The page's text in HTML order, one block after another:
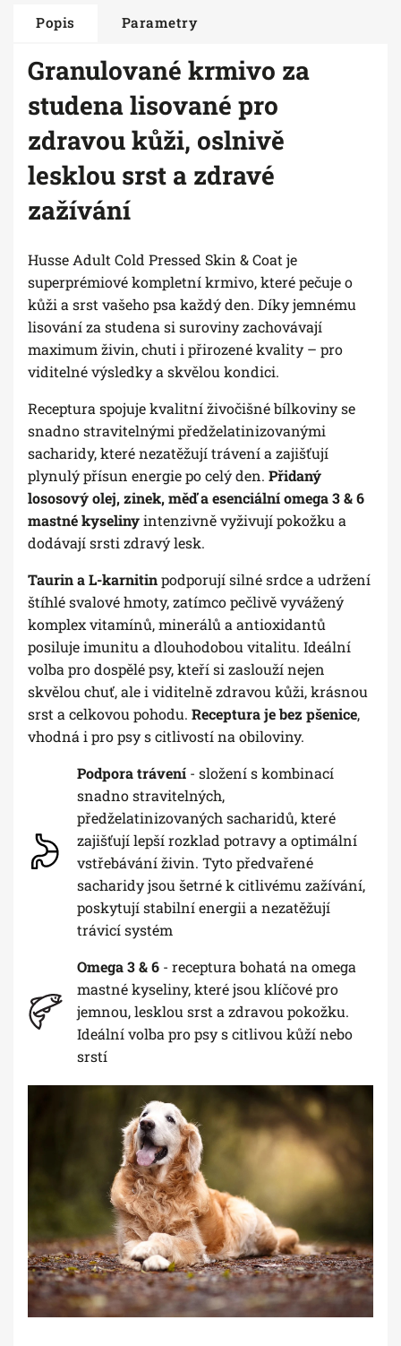
Popis Parametry
Granulované krmivo za
studena lisované pro
zdravou kůži, oslnivě
lesklou srst a zdravé
zažívání
Husse Adult Cold Pressed Skin & Coat je
superprémiové kompletní krmivo, které pečuje o
kůži a srst vašeho psa každý den. Díky jemnému
lisování za studena si suroviny zachovávají
maximum živin, chuti i přirozené kvality – pro
viditelné výsledky a skvělou kondici.
Receptura spojuje kvalitní živočišné bílkoviny se
snadno stravitelnými předželatinizovanými
sacharidy, které nezatěžují trávení a zajišťují
plynulý přísun energie po celý den. Přidaný
lososový olej, zinek, měď a esenciální omega 3 & 6
mastné kyselinyintenzivně vyživují pokožku a
dodávají srsti zdravý lesk.
Taurin a L-karnitinpodporují silné srdce a udržení
štíhlé svalové hmoty, zatímco pečlivě vyvážený
komplex vitamínů, minerálů a antioxidantů
posiluje imunitu a dlouhodobou vitalitu. Ideální
volba pro dospělé psy, kteří si zaslouží nejen
skvělou chuť, ale i viditelně zdravou kůži, krásnou
srst a celkovou pohodu. Receptura je bez pšenice,
vhodná i pro psy s citlivostí na obiloviny.
Podpora trávení - složení s kombinací
snadno stravitelných,
předželatinizovaných sacharidů, které
zajišťují lepší rozklad potravy a optimální
vstřebávání živin. Tyto předvařené
sacharidy jsou šetrné k citlivému zažívání,
poskytují stabilní energii a nezatěžují
trávicí systém
Omega 3 & 6 - receptura bohatá na omega
mastné kyseliny, které jsou klíčové pro
jemnou, lesklou srst a zdravou pokožku.
Ideální volba pro psy s citlivou kůží nebo
srstí